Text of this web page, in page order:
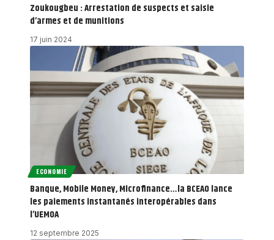
Zoukougbeu : Arrestation de suspects et saisie
d’armes et de munitions
17 juin 2024
ECONOMIE
Banque, Mobile Money, Microfinance…la BCEAO lance
les paiements instantanés interopérables dans
l’UEMOA
12 septembre 2025